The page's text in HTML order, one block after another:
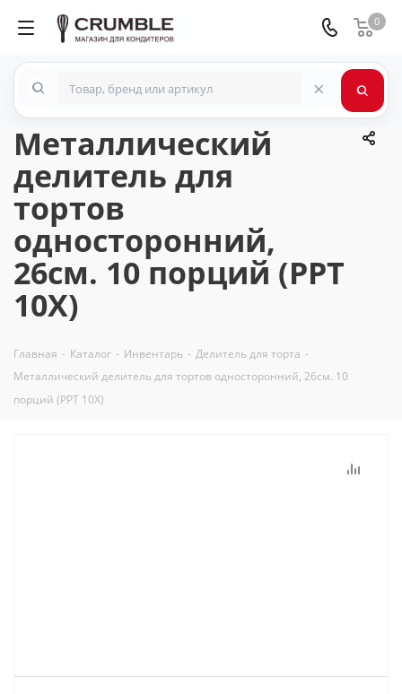
0
×
Металлический
делитель для
тортов
односторонний,
26см. 10 порций (PPT
10X)
Главная - Каталог - Инвентарь - Делитель для торта -
Металлический делитель для тортов односторонний, 26см. 10
порций (PPT 10X)